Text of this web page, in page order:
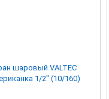
шаровый VALTEC
1/2" (10/160)